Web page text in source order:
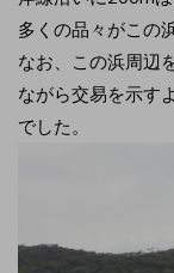
多くの品々がこの
なお、この浜周辺
ながら交易を示す
でした。